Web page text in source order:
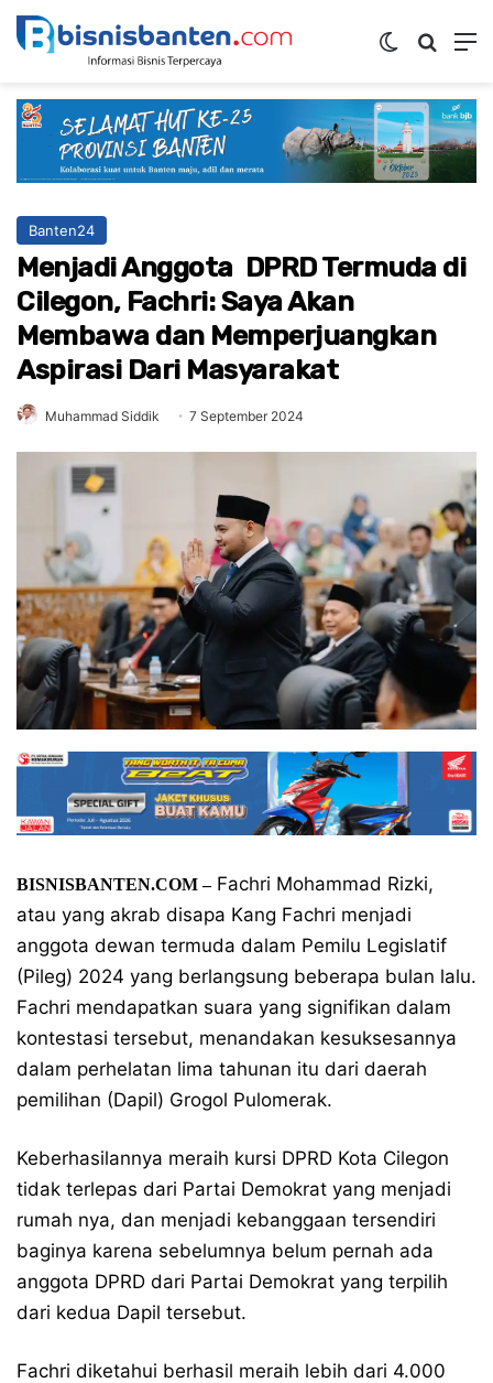
Switch skin
Banten24
Menjadi Anggota DPRD Termuda di
Cilegon, Fachri: Saya Akan
Membawa dan Memperjuangkan
Aspirasi Dari Masyarakat
Muhammad Siddik 7 September 2024
BISNISBANTEN.COM –Fachri Mohammad Rizki,
atau yang akrab disapa Kang Fachri menjadi
anggota dewan termuda dalam Pemilu Legislatif
(Pileg) 2024 yang berlangsung beberapa bulan lalu.
Fachri mendapatkan suara yang signifikan dalam
kontestasi tersebut, menandakan kesuksesannya
dalam perhelatan lima tahunan itu dari daerah
pemilihan (Dapil) Grogol Pulomerak.
Keberhasilannya meraih kursi DPRD Kota Cilegon
tidak terlepas dari Partai Demokrat yang menjadi
rumah nya, dan menjadi kebanggaan tersendiri
baginya karena sebelumnya belum pernah ada
anggota DPRD dari Partai Demokrat yang terpilih
dari kedua Dapil tersebut.
Fachri diketahui berhasil meraih lebih dari 4.000